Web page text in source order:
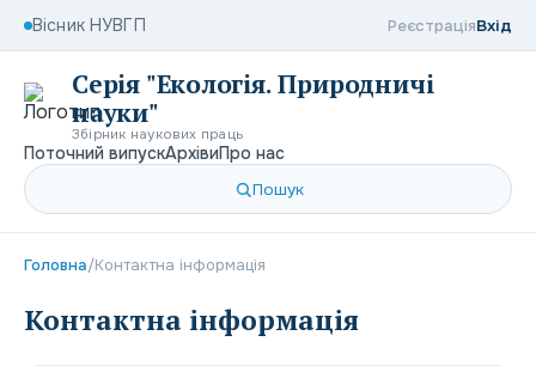
Вісник НУВГП РеєстраціяВхід
Серія "Екологія. Природничі
науки"
Збірник наукових праць
Поточний випускАрхівиПро нас
Пошук
Головна/Контактна інформація
Контактна інформація